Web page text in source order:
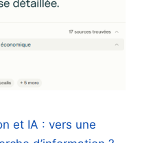
et IA : vers une